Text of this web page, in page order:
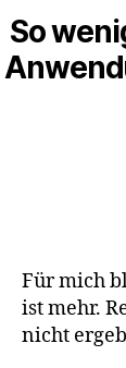
So
Für mich
ist mehr.
nicht